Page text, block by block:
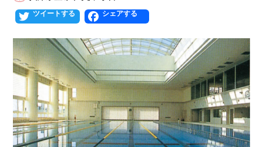
Twitter
北海道、東北
北海道 青森県 岩手県
宮城県 秋田県 山形県
プールタイプ
25mプール 50mプール
幼児用プール 流れるプール